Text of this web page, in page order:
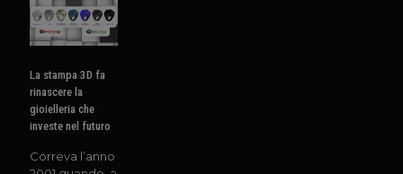
La stampa 3D fa
rinascere la
gioielleria che
investe nel futuro
Correva l’anno